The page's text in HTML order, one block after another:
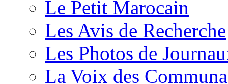
Le Petit Marocain
Les Avis de Recherche
Les Photos de
La Voix des